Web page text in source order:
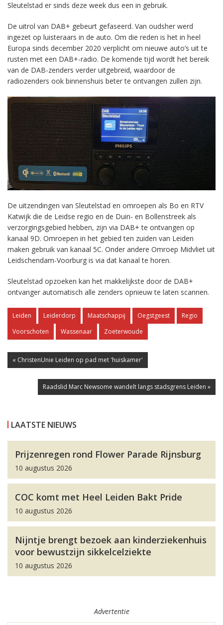
Sleutelstad er sinds deze week dus een in gebruik.
De uitrol van DAB+ gebeurt gefaseerd. Van oudsher werd
ingezet op luisteraars in de auto. Om die reden is het in heel
Europa sinds december 2020 verplicht om nieuwe auto’s uit te
rusten met een DAB+-radio. De komende tijd wordt het bereik
van de DAB-zenders verder uitgebreid, waardoor de
radiozenders ook binnenshuis beter te ontvangen zullen zijn.
De uitzendingen van Sleutelstad en omroepen als Bo en RTV
Katwijk die de Leidse regio en de Duin- en Bollenstreek als
verzorgingsgebied hebben, zijn via DAB+ te ontvangen op
kanaal 9D. Omroepen in het gebied ten zuiden van Leiden
maken gebruik van kanaal 5C. Onder andere Omroep Midvliet uit
Leidschendam-Voorburg is via dat kanaal te horen.
Sleutelstad opzoeken kan het makkelijkste door de DAB+
ontvanger automatisch alle zenders opnieuw te laten scannen.
Leiden Leiderdorp Maatschappij Oegstgeest
Regio
Voorschoten
Wassenaar Zoeterwoude
« ChristenUnie Leiden op pad met 'huiskamer'
Raadslid Marc Newsome wandelt langs stadsgrens Leiden »
LAATSTE NIEUWS
Prijzenregen rond Flower Parade Rijnsburg
10 augustus 2026
COC komt met Heel Leiden Bakt Pride
10 augustus 2026
Nijntje brengt bezoek aan kinderziekenhuis
voor bewustzijn sikkelcelziekte
10 augustus 2026
Advertentie